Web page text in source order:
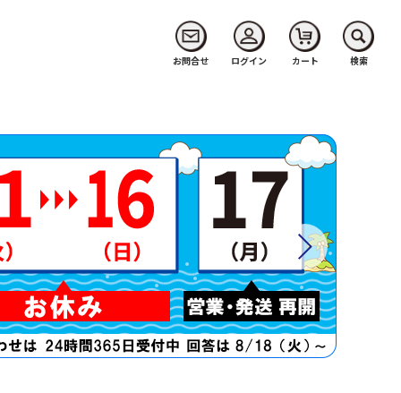
お問合せ ログイン カート 検索